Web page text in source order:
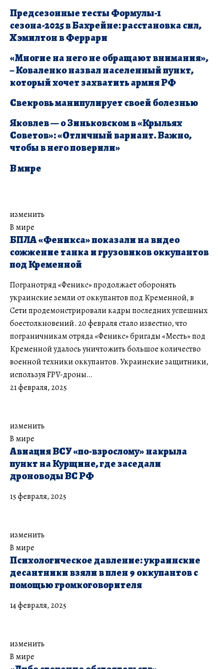
Предсезонные тесты Формулы-1
сезона-2025 в Бахрейне: расстановка сил,
Хэмилтон в Феррари
«Многие на него не обращают внимания»,
– Коваленко назвал населенный пункт,
который хочет захватить армия РФ
Свекровь манипулирует своей болезнью
Яковлев — о Зиньковском в «Крыльях
Советов»: «Отличный вариант. Важно,
чтобы в него поверили»
В мире
изменить
В мире
БПЛА «Феникса» показали на видео
сожжение танка и грузовиков оккупантов
под Кременной
Погранотряд «Феникс» продолжает оборонять
украинские земли от оккупантов под Кременной, в
Сети продемонстрировали кадры последних успешных
боестолкновений. 20 февраля стало известно, что
пограничникам отряда «Феникс» бригады «Месть» под
Кременной удалось уничтожить большое количество
военной техники оккупантов. Украинские защитники,
используя FPV-дроны…
21 февраля, 2025
изменить
В мире
​Авиация ВСУ «по-взрослому» накрыла
пункт на Курщине, где заседали
дроноводы ВС РФ
15 февраля, 2025
изменить
В мире
Психологическое давление: украинские
десантники взяли в плен 9 оккупантов с
помощью громкоговорителя
14 февраля, 2025
изменить
В мире